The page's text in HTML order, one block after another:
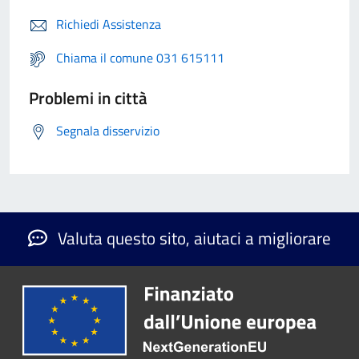
Richiedi Assistenza
Chiama il comune 031 615111
Problemi in città
Segnala disservizio
Valuta questo sito, aiutaci a migliorare